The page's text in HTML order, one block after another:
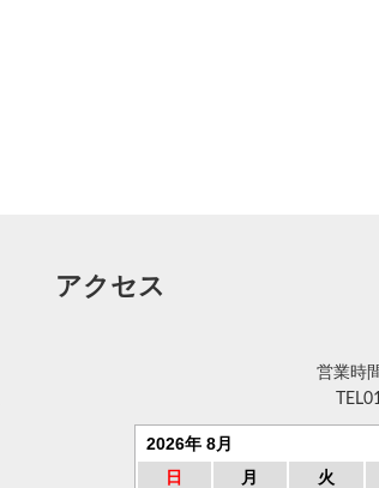
アクセス
営業時
TEL
2026年 8月
日
月 火